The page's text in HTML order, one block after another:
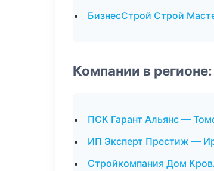
БизнесСтрой Строй
Компании в
ПСК Гарант Альянс —
ИП Эксперт Престиж —
Стройкомпания Дом